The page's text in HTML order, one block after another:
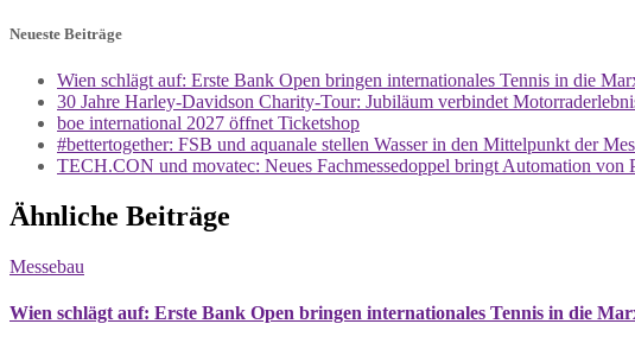
Neueste Beiträge
Wien schlägt auf: Erste Bank Open bringen internationales Tennis in die
30 Jahre Harley-Davidson Charity-Tour: Jubiläum verbindet
boe international 2027 öffnet Ticketshop
#bettertogether: FSB und aquanale stellen Wasser in den Mittelpunkt der
TECH.CON und movatec: Neues Fachmessedoppel bringt Automation von
Ähnliche Beiträge
Messebau
Wien schlägt auf: Erste Bank Open bringen internationales Tennis in die